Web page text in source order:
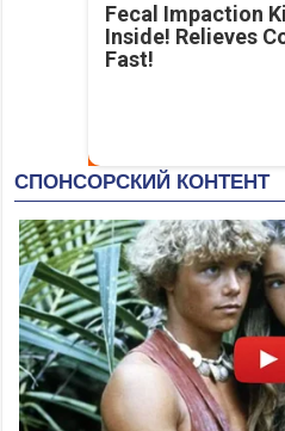
Fecal Impaction
Inside! Relieves
Fast!